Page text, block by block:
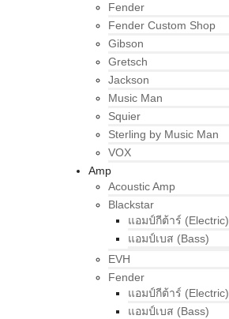
Fender
Fender Custom Shop
Gibson
Gretsch
Jackson
Music Man
Squier
Sterling by Music Man
VOX
Amp
Acoustic Amp
Blackstar
แอมป์กีต้าร์ (Electric)
แอมป์เบส (Bass)
EVH
Fender
แอมป์กีต้าร์ (Electric)
แอมป์เบส (Bass)